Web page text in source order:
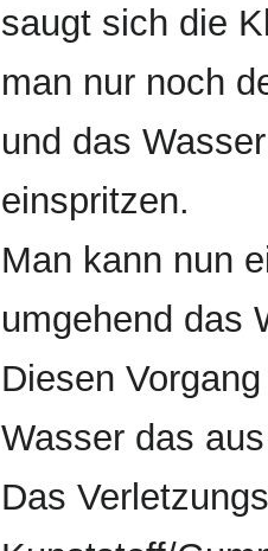
saugt sich die
man nur noch
und das
einspritzen.
Man kann nun
umgehend das
Diesen
Wasser das
Das